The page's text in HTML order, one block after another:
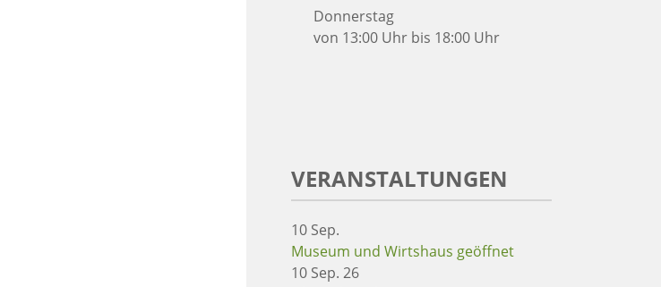
Donnerstag
von 13:00 Uhr bis 18:00 Uhr
VERANSTALTUNGEN
10 Sep.
Museum und Wirtshaus geöffnet
10 Sep. 26